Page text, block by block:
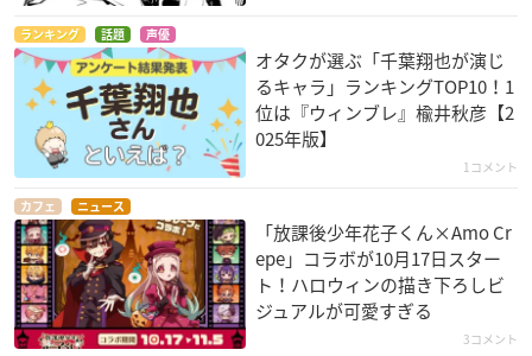
ランキング 話題 声優
オタクが選ぶ「千葉翔也が演じ
るキャラ」ランキングTOP10！1
位は『ウィンブレ』楡井秋彦【2
025年版】
1コメント
カフェ ニュース
「放課後少年花子くん×Amo Cr
epe」コラボが10月17日スター
ト！ハロウィンの描き下ろしビ
ジュアルが可愛すぎる
3コメント